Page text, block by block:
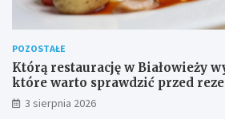
POZOSTAŁE
Którą restaurację w Białowieży
które warto sprawdzić przed
3 sierpnia 2026